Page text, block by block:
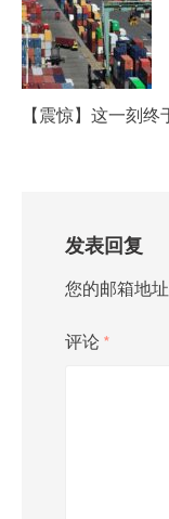
【震惊】这一刻
发表回复
您的邮箱地
评论 *